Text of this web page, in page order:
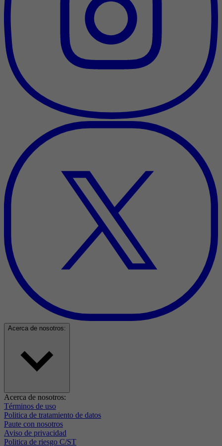
Acerca de nosotros:
Acerca de nosotros:
Términos de uso
Politica de tratamiento de datos
Paute con nosotros
Aviso de privacidad
Politica de riesgo C/ST